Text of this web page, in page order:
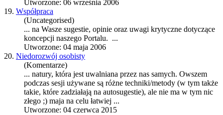
Utworzone: 06 września 2006
19. Współpraca
(Uncategorised)
... na Wasze sugestie, opinie oraz uwagi krytyczne dotyczące
koncepcji naszego Portalu. ...
Utworzone: 04 maja 2006
20. Niedorozwój osobisty
(Komentarze)
... natury, która jest uwalniana przez nas samych. Owszem
podczas sesji używane są różne techniki/metody (w tym także
takie, które zadziałają na autosugestie), ale nie ma w tym nic
złego ;) maja na celu łatwiej ...
Utworzone: 04 czerwca 2015